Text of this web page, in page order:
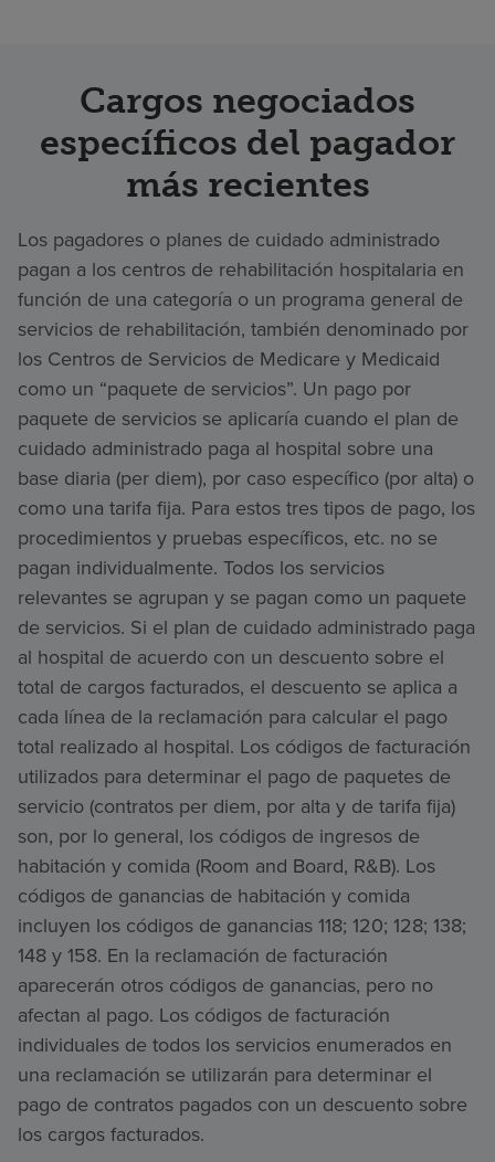
Cargos negociados
específicos del pagador
más recientes
Los pagadores o planes de cuidado administrado
pagan a los centros de rehabilitación hospitalaria en
función de una categoría o un programa general de
servicios de rehabilitación, también denominado por
los Centros de Servicios de Medicare y Medicaid
como un “paquete de servicios”. Un pago por
paquete de servicios se aplicaría cuando el plan de
cuidado administrado paga al hospital sobre una
base diaria (per diem), por caso específico (por alta) o
como una tarifa fija. Para estos tres tipos de pago, los
procedimientos y pruebas específicos, etc. no se
pagan individualmente. Todos los servicios
relevantes se agrupan y se pagan como un paquete
de servicios. Si el plan de cuidado administrado paga
al hospital de acuerdo con un descuento sobre el
total de cargos facturados, el descuento se aplica a
cada línea de la reclamación para calcular el pago
total realizado al hospital. Los códigos de facturación
utilizados para determinar el pago de paquetes de
servicio (contratos per diem, por alta y de tarifa fija)
son, por lo general, los códigos de ingresos de
habitación y comida (Room and Board, R&B). Los
códigos de ganancias de habitación y comida
incluyen los códigos de ganancias 118; 120; 128; 138;
148 y 158. En la reclamación de facturación
aparecerán otros códigos de ganancias, pero no
afectan al pago. Los códigos de facturación
individuales de todos los servicios enumerados en
una reclamación se utilizarán para determinar el
pago de contratos pagados con un descuento sobre
los cargos facturados.